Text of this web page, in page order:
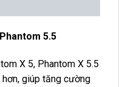
5.5
X 5, Phantom X 5.5
giúp tăng cường